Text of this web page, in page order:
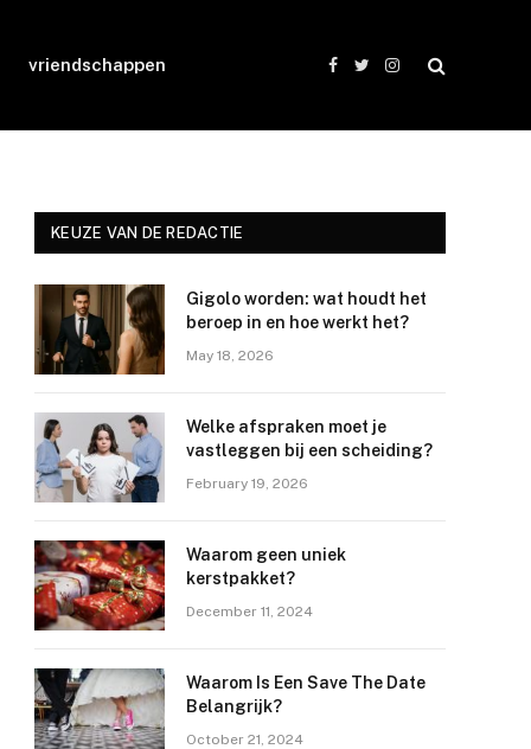
vriendschappen
Facebook
TwitterInstagram
KEUZE VAN DE REDACTIE
Gigolo worden: wat houdt het
beroep in en hoe werkt het?
May 18, 2026
Welke afspraken moet je
vastleggen bij een scheiding?
February 19, 2026
Waarom geen uniek
kerstpakket?
December 11, 2024
Waarom Is Een Save The Date
Belangrijk?
October 21, 2024